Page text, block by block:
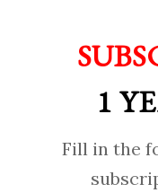
1
Fill in the